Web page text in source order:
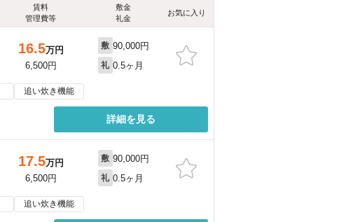
賃料
管理費等
敷金
礼金
お気に入り
16.5万円
6,500円
敷 90,000円
礼 0.5ヶ月
追い炊き機能
詳細を見る
17.5万円
6,500円
敷 90,000円
礼 0.5ヶ月
追い炊き機能